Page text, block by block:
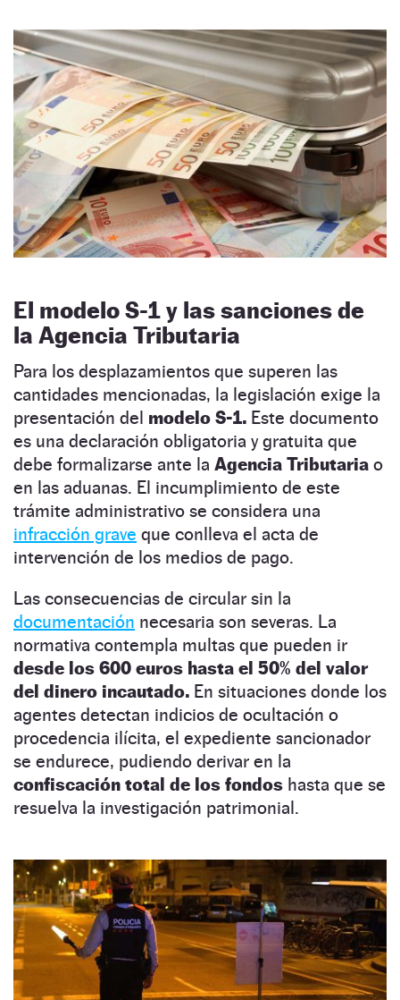
El modelo S-1 y las sanciones de
la Agencia Tributaria
Para los desplazamientos que superen las
cantidades mencionadas, la legislación exige la
presentación del modelo S-1. Este documento
es una declaración obligatoria y gratuita que
debe formalizarse ante la Agencia Tributaria o
en las aduanas. El incumplimiento de este
trámite administrativo se considera una
infracción grave que conlleva el acta de
intervención de los medios de pago.
Las consecuencias de circular sin la
documentación necesaria son severas. La
normativa contempla multas que pueden ir
desde los 600 euros hasta el 50% del valor
del dinero incautado. En situaciones donde los
agentes detectan indicios de ocultación o
procedencia ilícita, el expediente sancionador
se endurece, pudiendo derivar en la
confiscación total de los fondos hasta que se
resuelva la investigación patrimonial.